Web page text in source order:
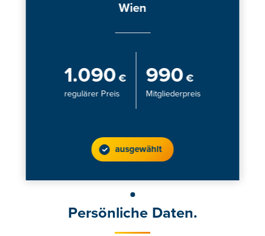
Wien
1.090 €
regulärer Preis
990 €
Mitgliederpreis
ausgewählt
Persönliche Daten.